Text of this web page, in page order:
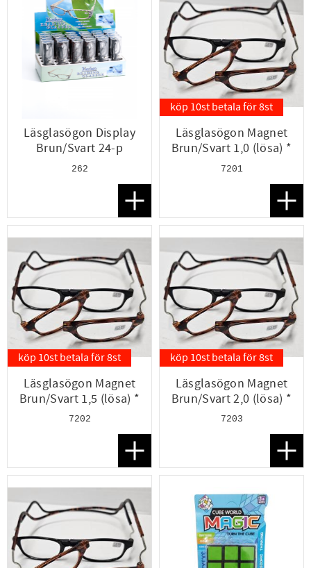
Läsglasögon Display
Brun/Svart 24-p
262
Lägg till i favoriter
köp 10st betala för 8st
Läsglasögon Magnet
Brun/Svart 1,0 (lösa) *
7201
köp 10st betala för 8st
Läsglasögon Magnet
Brun/Svart 1,5 (lösa) *
7202
Lägg till i favoriter
köp 10st betala för 8st
Läsglasögon Magnet
Brun/Svart 2,0 (lösa) *
7203